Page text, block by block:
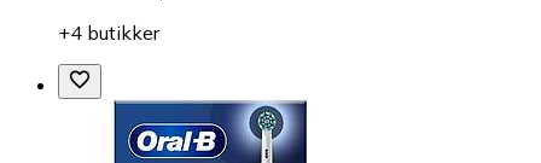
+4 butikker